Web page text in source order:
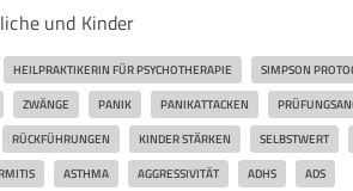
und Kinder
HEILPRAKTIKERIN FÜR PSYCHOTHERAPIE SIMPSON
ZWÄNGE PANIK PANIKATTACKEN
RÜCKFÜHRUNGEN KINDER STÄRKEN SELBSTWERT
ASTHMA AGGRESSIVITÄT ADHS ADS